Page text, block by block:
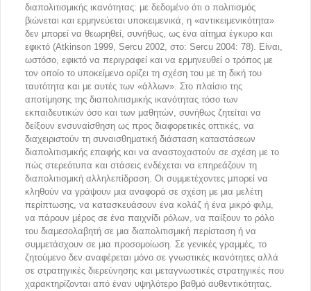
διαπολιτισμικής ικανότητας: με δεδομένο ότι ο πολιτισμός
βιώνεται και ερμηνεύεται υποκειμενικά, η «αντικειμενικότητα»
δεν μπορεί να θεωρηθεί, συνήθως, ως ένα αίτημα έγκυρο και
εφικτό (Atkinson 1999, Sercu 2002, στο: Sercu 2004: 78). Είναι,
ωστόσο, εφικτό να περιγραφεί και να ερμηνευθεί ο τρόπος με
τον οποίο το υποκείμενο ορίζει τη σχέση του με τη δική του
ταυτότητα και με αυτές των «άλλων». Στο πλαίσιο της
αποτίμησης της διαπολιτισμικής ικανότητας τόσο των
εκπαιδευτικών όσο και των μαθητών, συνήθως ζητείται να
δείξουν ενσυναίσθηση ως προς διαφορετικές οπτικές, να
διαχειριστούν τη συναισθηματική διάσταση καταστάσεων
διαπολιτισμικής επαφής και να αναστοχαστούν σε σχέση με το
πώς στερεότυπα και στάσεις ενδέχεται να επηρεάζουν τη
διαπολιτισμική αλληλεπίδραση. Οι συμμετέχοντες μπορεί να
κληθούν να γράψουν μια αναφορά σε σχέση με μια μελέτη
περίπτωσης, να κατασκευάσουν ένα κολάζ ή ένα μικρό φιλμ,
να πάρουν μέρος σε ένα παιχνίδι ρόλων, να παίξουν το ρόλο
του διαμεσολαβητή σε μια διαπολιτισμική περίσταση ή να
συμμετάσχουν σε μια προσομοίωση. Σε γενικές γραμμές, το
ζητούμενο δεν αναφέρεται μόνο σε γνωστικές ικανότητες αλλά
σε στρατηγικές διερεύνησης και μεταγνωστικές στρατηγικές που
χαρακτηρίζονται από έναν υψηλότερο βαθμό αυθεντικότητας.